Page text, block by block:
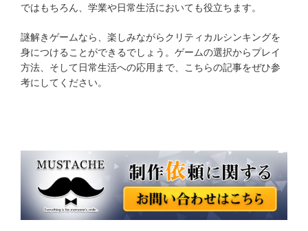
ではもちろん、学業や日常生活においても役立ちます。
謎解きゲームなら、楽しみながらクリティカルシンキングを
身につけることができるでしょう。ゲームの選択からプレイ
方法、そして日常生活への応用まで、こちらの記事をぜひ参
考にしてください。